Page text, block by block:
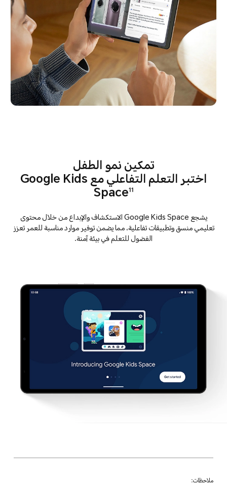
تمكين نمو الطفل
اختبر التعلم التفاعلي مع Google Kids
Space11
يشجع Google Kids Space الاستكشاف والإبداع من خلال محتوى
تعليمي منسق وتطبيقات تفاعلية، مما يضمن توفير موارد مناسبة للعمر تعزز
الفضول للتعلم في بيئة آمنة.
ملاحظات: